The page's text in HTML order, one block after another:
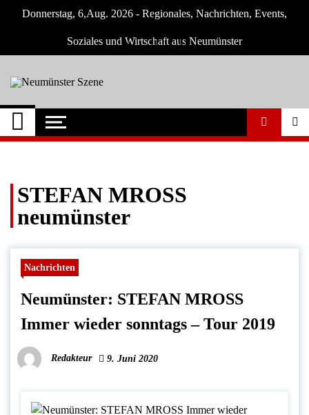
Donnerstag, 6,Aug. 2026 - Regionales, Nachrichten, Events,
Soziales und Wirtschaft aus Neumünster
Neumünster Szene
Neuigkeiten und Nachrichten aus
Neumünster und Umgebung
STEFAN MROSS
neumünster
Nachrichten
Neumünster: STEFAN MROSS
Immer wieder sonntags – Tour 2019
Redakteur 9. Juni 2020